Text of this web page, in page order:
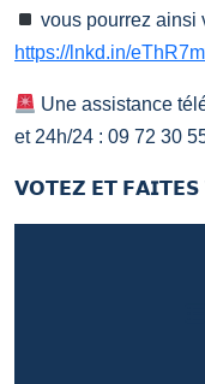
vous pourrez ainsi
https://lnkd.in/
Une assistance
et 24h/24 : 09 72 30
𝗩𝗢𝗧𝗘𝗭 𝗘𝗧